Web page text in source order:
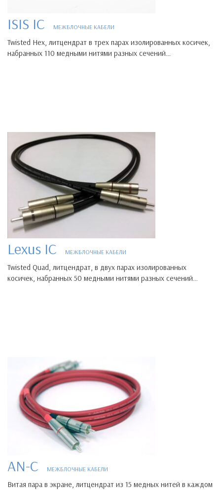
ISIS IC МЕЖБЛОЧНЫЕ КАБЕЛИ
Twisted Hex, литцендрат в трех парах изолированных косичек,
набранных 110 медными нитями разных сечений…
Lexus IC МЕЖБЛОЧНЫЕ КАБЕЛИ
Twisted Quad, литцендрат, в двух парах изолированных
косичек, набранных 50 медными нитями разных сечений…
AN-C МЕЖБЛОЧНЫЕ КАБЕЛИ
Витая пара в экране, литцендрат из 15 медных нитей в каждом